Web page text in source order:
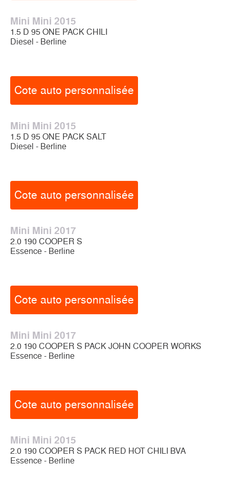
Mini Mini 2015
1.5 D 95 ONE PACK CHILI
Diesel - Berline
Cote auto personnalisée
Mini Mini 2015
1.5 D 95 ONE PACK SALT
Diesel - Berline
Cote auto personnalisée
Mini Mini 2017
2.0 190 COOPER S
Essence - Berline
Cote auto personnalisée
Mini Mini 2017
2.0 190 COOPER S PACK JOHN COOPER WORKS
Essence - Berline
Cote auto personnalisée
Mini Mini 2015
2.0 190 COOPER S PACK RED HOT CHILI BVA
Essence - Berline